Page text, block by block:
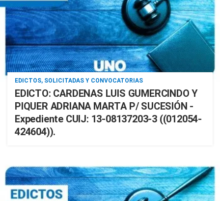
EDICTOS, SOLICITADAS Y CONVOCATORIAS
EDICTO: CARDENAS LUIS GUMERCINDO Y
PIQUER ADRIANA MARTA P/ SUCESIÓN -
Expediente CUIJ: 13-08137203-3 ((012054-
424604)).